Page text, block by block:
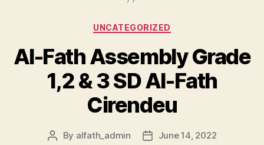
UNCATEGORIZED
Al-Fath Assembly Grade
1,2 & 3 SD Al-Fath
Cirendeu
By alfath_admin
June 14, 2022